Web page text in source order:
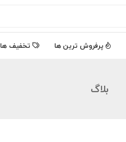
پرفروش ترین ها تخفیف ها
بلاگ